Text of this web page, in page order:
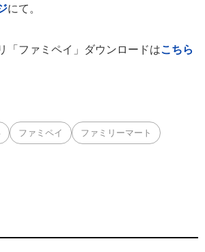
にて。
「ファミペイ」ダウンロードはこちら
ファミペイ ファミリーマート